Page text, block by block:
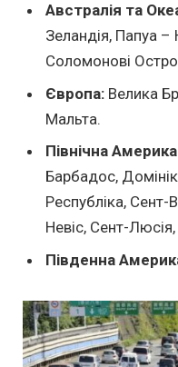
Австралія та
Зеландія, Папуа –
Соломонові
Європа: Велика
Мальта.
Північна
Барбадос,
Республіка, Сент-
Невіс, Сент-
Південна